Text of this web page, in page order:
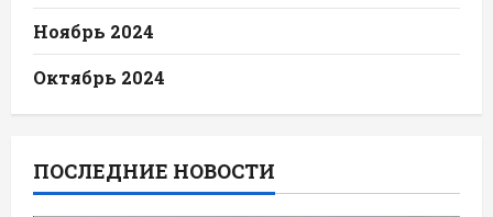
Ноябрь 2024
Октябрь 2024
ПОСЛЕДНИЕ НОВОСТИ